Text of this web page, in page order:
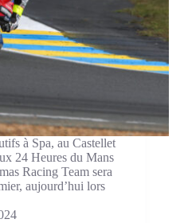
à Spa, au Castellet
24 Heures du Mans
Racing Team sera
aujourd’hui lors